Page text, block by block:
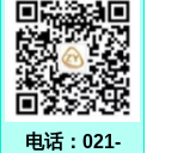
电话：021-